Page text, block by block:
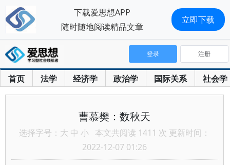
首页 法学 经济学 政治学 国际关系 社会学
登录 注册
曹慕樊：数秋天
选择字号： 大 中 小 本文共阅读 1411 次 更新时间：
2022-12-07 01:26
下载爱思想APP
随时随地阅读精品文章
立即下载